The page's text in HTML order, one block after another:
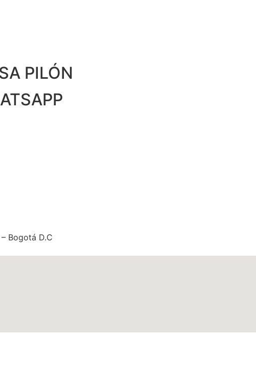
PILÓN
Bogotá D.C